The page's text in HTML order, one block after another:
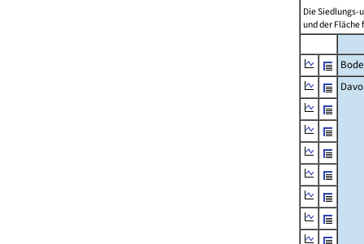
Die Siedlungs-
und der Fläche